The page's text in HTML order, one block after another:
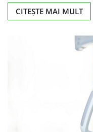
CITEȘTE MAI MULT